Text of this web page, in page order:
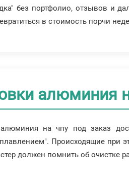
без портфолио, отзывов и
в стоимость порчи
алюминия
на чпу под заказ
Происходящие при
должен помнить об очистке